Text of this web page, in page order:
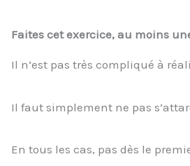
Faites cet exercice, au moins
Il n’est pas très compliqué à
Il faut simplement ne pas
En tous les cas, pas dès le